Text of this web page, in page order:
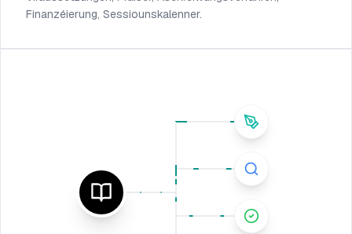
Finanzéierung, Sessiounskalenner.